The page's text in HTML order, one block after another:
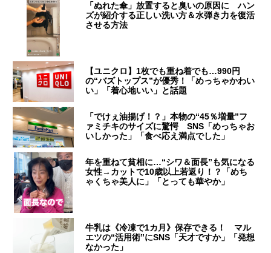
「ぬれた傘」放置すると臭いの原因に ハン
ズが紹介する正しい洗い方＆水弾き力を復活
させる方法
【ユニクロ】1枚でも重ね着でも…990円
の“バズトップス”が優秀！「めっちゃかわい
い」「着心地いい」と話題
「でけぇ油揚げ！？」本物の“45％増量”フ
ァミチキのサイズに驚愕 SNS「めっちゃお
いしかった」「食べ応え満点でした」
年を重ねて貧相に…“シワ＆面長”も気になる
女性→カットで10歳以上若返り！？「めち
ゃくちゃ美人に」「とっても華やか」
牛乳は《冷凍で1カ月》保存できる！ マル
エツの“活用術”にSNS「天才ですか」「発想
なかった」